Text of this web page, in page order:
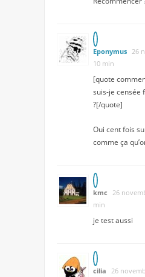
Eponymus 26
10 min
[quote
suis-je censée
?[/quote]
Oui cent fois
comme ça
kmc
26
min
je test aussi
cilia
26